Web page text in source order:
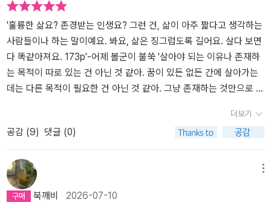
너를 마음으로 받아들이지 못하지만, 그래도 단절보다는 연결을 택한
다. 이렇게 연결을 택하는 사람이 많아질수록, 세상은 조금씩 나아질
것이다. 그렇지 않은가? 엄마가 세상의 전부라고 알던 아이. 내 말을
스펀지처럼 빨아들이며 성장한 아이. 아니다, 하면 아니라고 이해하
고 옳다, 하면 옳은 것으로 받아들이던 아이. 잘못했다고 말하고 금세
내가 원하는 자리로 되돌아오던 아이. 이제 아이는 나를 앞지르고 저
용이 없다. 딸애의 세계는 나로부터 너무 멀다. 딸애는 다시는 내 품으
로 돌아오지 않을 것이다. 어쩌면 내 잘못인지도 모르지.그런 의심은
끝내 떨쳐지지 않는다. 그것은 이내 죄책감으로 바뀐다. 나는 빛깔과
무늬를 달리하며 스스로 떠오르고 저무는 감정을 바라보느라 말을 잃
는다. 딸애에게 걸었던 기대와 욕심, 가능성과 희망. 그런 것들은 버리
고 또 버려도 또다시 남아서 나를 괴롭힌다. 내가 얼마나 앙상해지고
마가 딸을 이해하는 순간, '그 애'는 자기 이름을 찾을 수 있을텐데...
소설에 아주 잠깐, 지나가듯이 그 애의 이름이 나온다. '레인' '이제 매
일 아침 나는 주방에서 그 애와 마주쳐야 한다. 레인. 그러나 그 이름
을 소리 내어 발음한 적은 없다.' (46쪽) 엄마가 그 애를 '레인'이라
고 부르는 순간, 그 애는 엄마에게 이해받게 된다. 엄마는 그 애를 이
해하게 된다. 그런 사회가 되어야 하지 않을까. 여러가지를 생각하게
딸의 애인으로 다같이 한 집에 사는 불편함이 있지만 자신의 진심을
꾸준히 보이는 그녀등참 다양한 입장에서 여러가지 삶을 들여다보게
만든다.이야기에도 빠져들지만 공감되고, 마음을 울리는 문장들이 많
아서 여러번 곱씹어보게 만드는 매력도 있다.딸로서, 엄마로서, 가족
이 없이 홀로 죽어가는 할머니로서, 동성애자로서, 아니 그냥 여자로
서 참 멋진 소설이다.
도 동성 애인과 함께. '나'는 다 큰 딸의 동성 애인과 함께 살게 된 상황
이 탐탁지 않지만, 딸의 태도는 단호하고 딸의 동성 애인도 막상 만나
보니 딱히 흠잡을 구석이 없다. '나'는 딸에게 또래 여자들처럼 결혼해
서 아이 낳고 평범하게 살라고 성화를 부리지만, 딸은 동성 애인과의
생활에 만족하며 급기야 동성애 문제로 대학에서 해고된 동료들을 위
한 시위에 나서 '나'의 속을 긁는다.'나'가 딸을 이해하지 못하는 건, 단
사로 일하는 '나'는 젠이라는 이름의 노인을 돌보고 있다. 젊은 날 해
외에서 공부하며 한국계 입양아들을 위해 일하고 한국에 돌아와서는
이주 노동자들을 위해 일했다는 젠. 더없이 거룩하고 바람직한 삶의
모습이지만, 정작 젠의 말년은 치매에 걸린 채로 노인 요양병원에서
돌봐주는 가족 하나 없이 쓸쓸히 죽음을 기다리는 모습이다. '나'는 젠
을 볼 때마다 동성애자인 딸과, 결혼을 했어도 남편을 여의었고 하나
'훌륭한 삶요? 존경받는 인생요? 그런 건, 삶이 아주 짧다고 생각하는
사람들이나 하는 말이예요. 봐요, 삶은 징그럽도록 길어요. 살다 보면
다 똑같아져요. 173p'-어제 볼군이 불쑥 '살아야 되는 이유나 존재하
는 목적이 따로 있는 건 아닌 것 같아. 꿈이 있든 없든 간에 살아가는
데는 다른 목적이 필요한 건 아닌 것 같아. 그냥 존재하는 것만으로 충
충분하고 가치있는 거야라며 대화를 이어갔다. 맞다, 그것으로 충분
하다. 대단하지 않아도 되고 남들처럼 살지 않아도 되고 뭔가 이뤄내
지 않아도 되고 부족하거나 못나도 되고 아프고 약해도 된다. 존재하
는 것은 그것만으로 충분히 넘치게 가치가 있다. 다른 기준도 없고 다
른 의미나 목적도 없다. 그것은 모두 각자의 몫이다. 선택하고 결정하
더보기
공감 (9) 댓글 (0)
북깨비 2026-07-10